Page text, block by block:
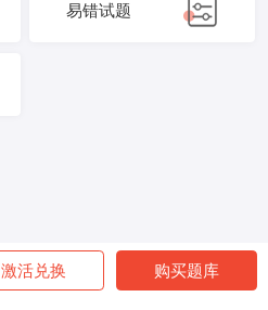
易错试题
激活兑换 购买题库